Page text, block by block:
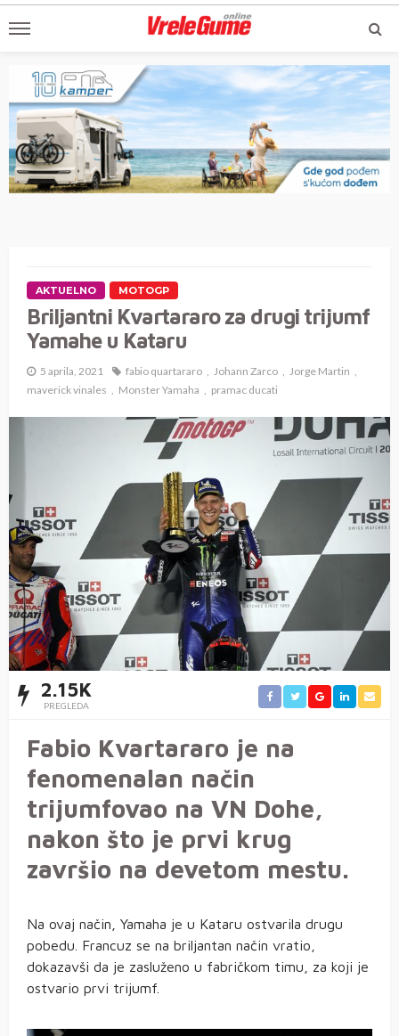
AKTUELNO MOTOGP
Briljantni Kvartararo za drugi trijumf
Yamahe u Kataru
5 aprila, 2021 fabio quartararo Johann Zarco
Jorge Martin
maverick vinales
Monster Yamaha pramac ducati
2.15K
PREGLEDA
Fabio Kvartararo je na
fenomenalan način
trijumfovao na VN Dohe,
nakon što je prvi krug
završio na devetom mestu.
Na ovaj način, Yamaha je u Kataru ostvarila drugu
pobedu. Francuz se na briljantan način vratio,
dokazavši da je zasluženo u fabričkom timu, za koji je
ostvario prvi trijumf.